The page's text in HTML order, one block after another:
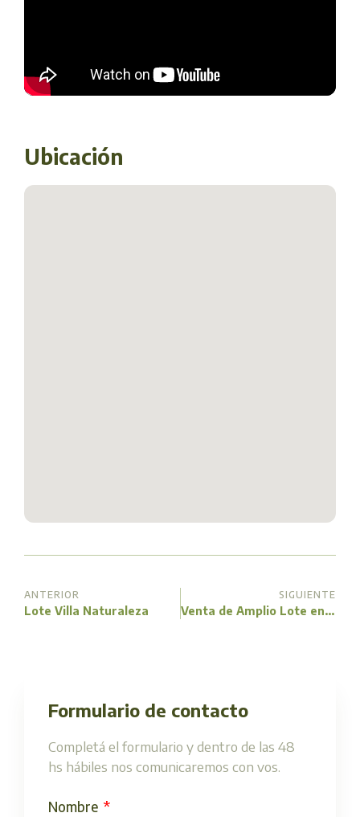
Ubicación
ANTERIOR
Lote Villa Naturaleza
SIGUIENTE
Venta de Amplio Lote en Villa del Dique
Formulario de contacto
Completá el formulario y dentro de las 48
hs hábiles nos comunicaremos con vos.
Nombre